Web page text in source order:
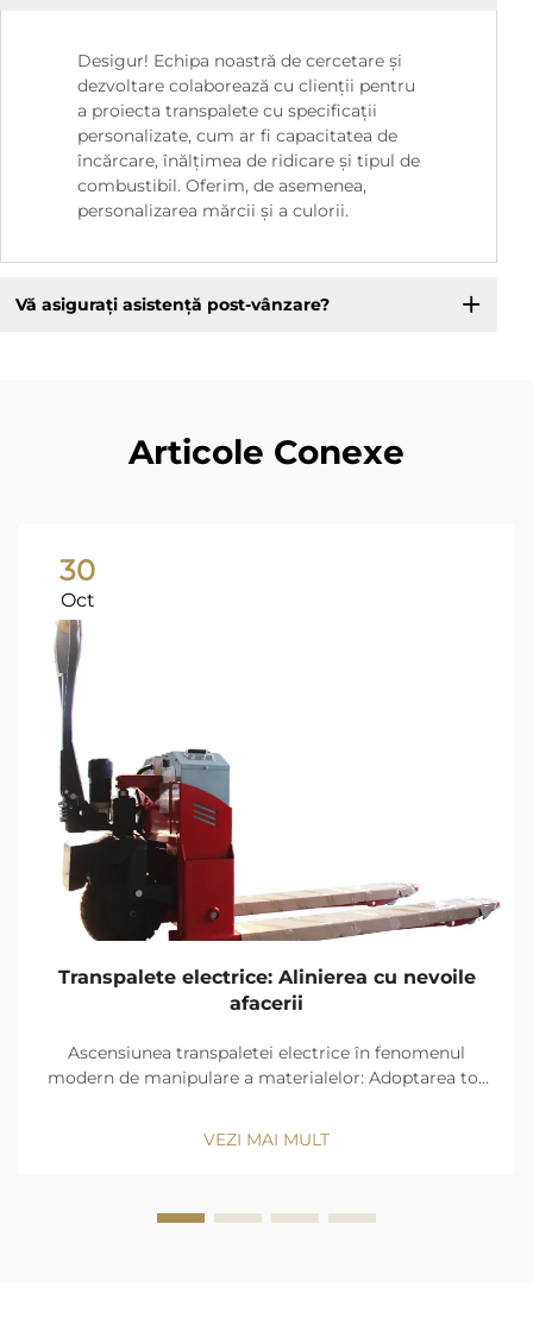
Desigur! Echipa noastră de cercetare și
dezvoltare colaborează cu clienții pentru
a proiecta transpalete cu specificații
personalizate, cum ar fi capacitatea de
încărcare, înălțimea de ridicare și tipul de
combustibil. Oferim, de asemenea,
personalizarea mărcii și a culorii.
Vă asigurați asistență post-vânzare?
Articole Conexe
30
Oct
Transpalete electrice: Alinierea cu nevoile
afacerii
Ascensiunea transpaletei electrice în fenomenul
modern de manipulare a materialelor: Adoptarea tot
VEZI MAI MULT